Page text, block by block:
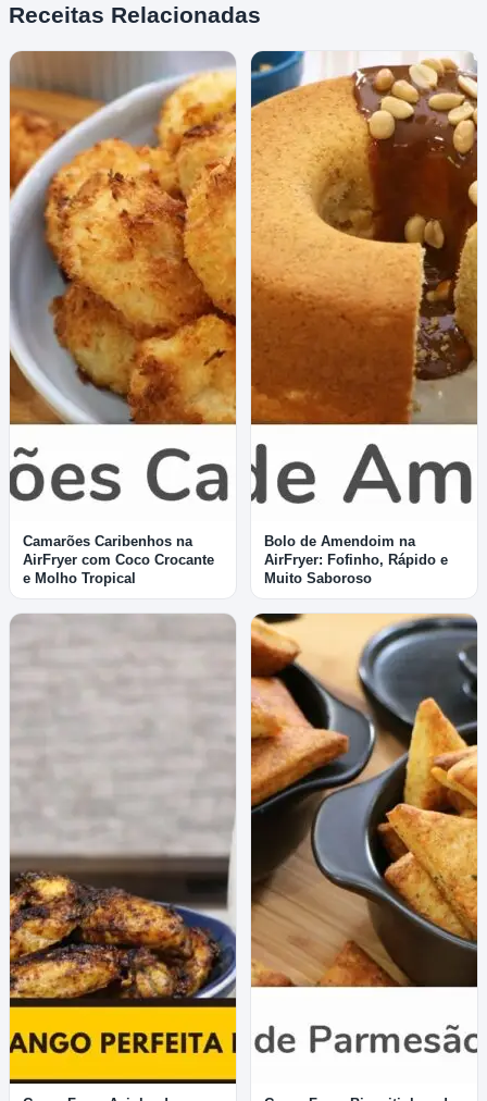
Receitas Relacionadas
Camarões Caribenhos na
AirFryer com Coco Crocante
e Molho Tropical
Bolo de Amendoim na
AirFryer: Fofinho, Rápido e
Muito Saboroso